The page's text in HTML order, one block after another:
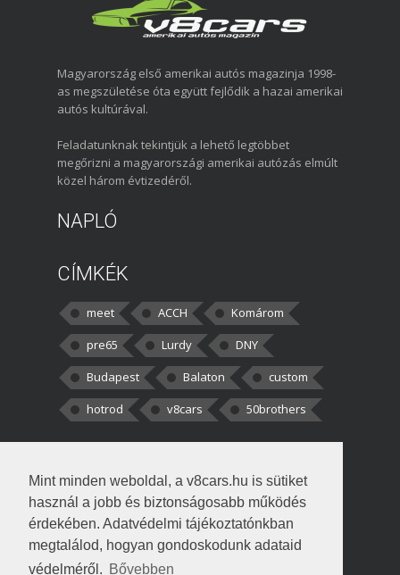
Mint minden weboldal, a v8cars.hu is sütiket
használ a jobb és biztonságosabb működés
érdekében. Adatvédelmi tájékoztatónkban
megtalálod, hogyan gondoskodunk adataid
védelméről. Bővebben
Magyarország első amerikai autós magazinja 1998-
as megszületése óta együtt fejlődik a hazai amerikai
autós kultúrával.
Feladatunknak tekintjük a lehető legtöbbet
megőrizni a magyarországi amerikai autózás elmúlt
közel három évtizedéről.
NAPLÓ
CÍMKÉK
meet ACCH
Komárom
pre65
Lurdy
DNY
Budapest
Balaton
custom
hotrod
v8cars 50brothers
kortisz:Elszúrtam! Én csak két
darabbaal számoltam. Nem tudtam, hogy fél autót,
Béke: Tényleg nagyon jó kérdés volt